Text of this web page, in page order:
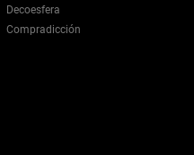
Decoesfera
Compradicción